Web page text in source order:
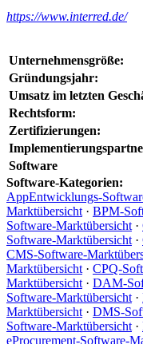
https://www.interred.de/
Unternehmensgröße:
Gründungsjahr:
Umsatz im letzten
Rechtsform:
Zertifizierungen:
Software
Software-Kategorien:
AppEntwicklungs-
Marktübersicht · BPM-
Software-Marktübersicht ·
Software-Marktübersicht ·
CMS-Software-
Marktübersicht · CPQ-
Marktübersicht · DAM-
Software-Marktübersicht ·
Marktübersicht · DMS-
Software-Marktübersicht ·
eProcurement-Software-